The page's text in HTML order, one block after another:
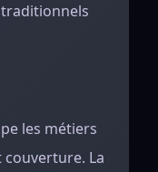
les métiers
La